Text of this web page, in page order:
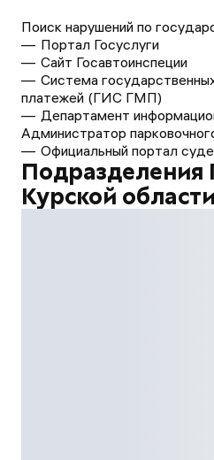
Поиск нарушений по
Портал Госуслуги
Сайт Госавтоинспеции
Система
платежей (ГИС ГМП)
Департамент
Администратор
Официальный портал
Курской области